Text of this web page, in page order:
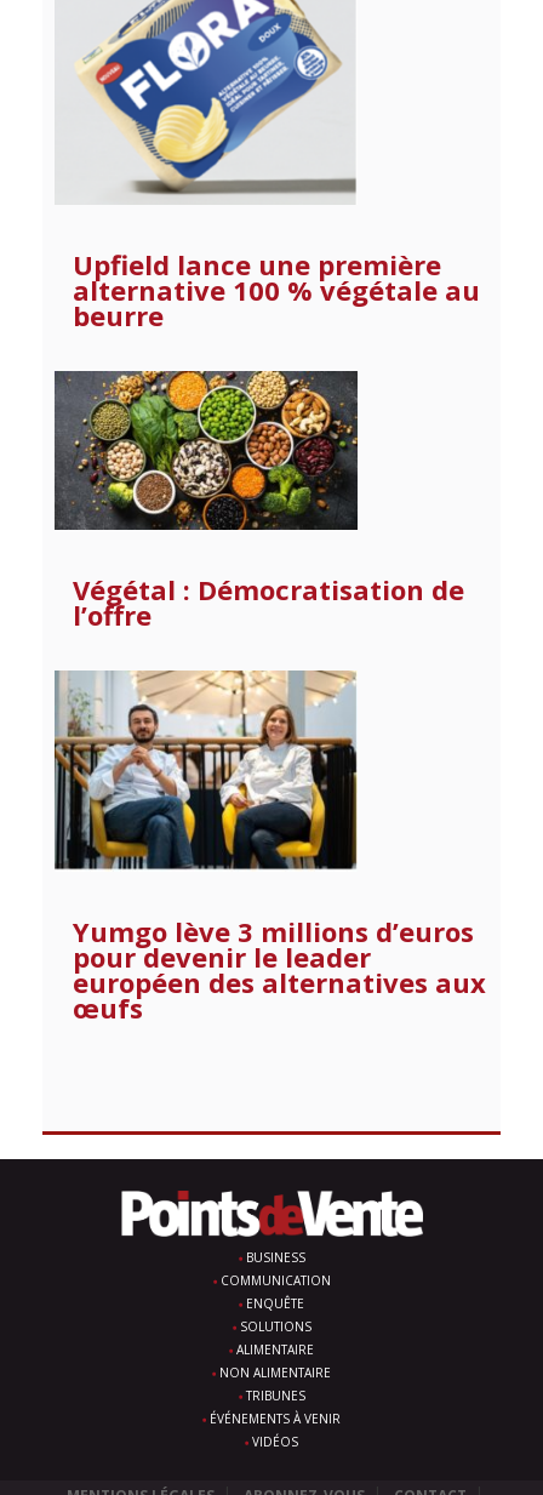
Upfield lance une première
alternative 100 % végétale au
beurre
Végétal : Démocratisation de
l’offre
Yumgo lève 3 millions d’euros
pour devenir le leader
européen des alternatives aux
œufs
BUSINESS
COMMUNICATION
ENQUÊTE
SOLUTIONS
ALIMENTAIRE
NON ALIMENTAIRE
TRIBUNES
ÉVÉNEMENTS À VENIR
VIDÉOS